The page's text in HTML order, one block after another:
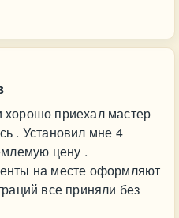
приехал мастер
. Установил мне 4
цену .
на месте оформляют
все приняли без